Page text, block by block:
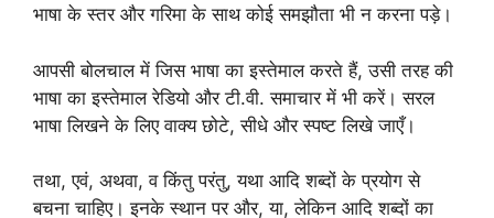
भाषा के स्तर और गरिमा के साथ कोई समझौता भी न करना पड़े।
आपसी बोलचाल में जिस भाषा का इस्तेमाल करते हैं, उसी तरह की
भाषा का इस्तेमाल रेडियो और टी.वी. समाचार में भी करें। सरल
भाषा लिखने के लिए वाक्य छोटे, सीधे और स्पष्ट लिखे जाएँ।
तथा, एवं, अथवा, व किंतु परंतु, यथा आदि शब्दों के प्रयोग से
बचना चाहिए। इनके स्थान पर और, या, लेकिन आदि शब्दों का